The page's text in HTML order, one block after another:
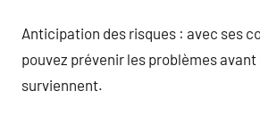
Anticipation des risques : avec ses
pouvez prévenir les problèmes avant
surviennent.